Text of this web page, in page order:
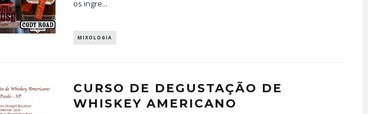
os ingre...
MIXOLOGIA
CURSO DE DEGUSTAÇÃO DE
WHISKEY AMERICANO